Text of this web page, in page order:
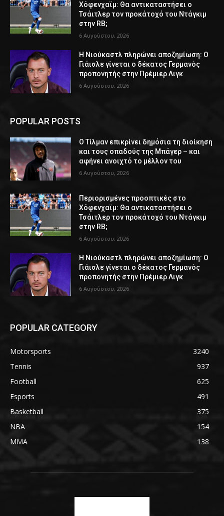
Χόφενχαϊμ: Θα αντικαταστήσει ο
Τσάιτλερ τον προκάτοχό του Ντάγκιμ
στην RB;
6 Αυγούστου, 2026
Η Νιούκαστλ πληρώνει αποζημίωση: Ο
Γιάισλε γίνεται ο δέκατος Γερμανός
προπονητής στην Πρέμιερ Λιγκ
6 Αυγούστου, 2026
POPULAR POSTS
Ο Τίλμαν επικρίνει δημόσια τη διοίκηση
και τους οπαδούς της Μπάγερ – και
αφήνει ανοιχτό το μέλλον του
6 Αυγούστου, 2026
Περιορισμένες προοπτικές στο
Χόφενχαϊμ: Θα αντικαταστήσει ο
Τσάιτλερ τον προκάτοχό του Ντάγκιμ
στην RB;
6 Αυγούστου, 2026
Η Νιούκαστλ πληρώνει αποζημίωση: Ο
Γιάισλε γίνεται ο δέκατος Γερμανός
προπονητής στην Πρέμιερ Λιγκ
6 Αυγούστου, 2026
POPULAR CATEGORY
Motorsports
3240
Tennis
937
Football
625
Esports
491
Basketball
375
NBA
154
MMA
138